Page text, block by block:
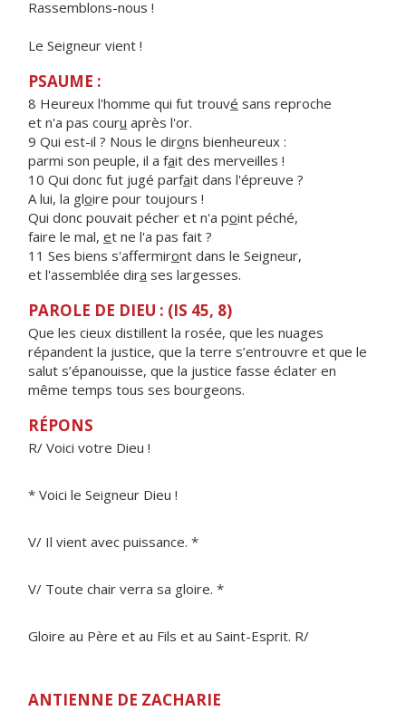
Rassemblons-nous !
Le Seigneur vient !
PSAUME :
8 Heureux l'homme qui fut trouvé sans reproche
et n'a pas couru après l'or.
9 Qui est-il ? Nous le dirons bienheureux :
parmi son peuple, il a fait des merveilles !
10 Qui donc fut jugé parfait dans l'épreuve ?
A lui, la gloire pour toujours !
Qui donc pouvait pécher et n'a point péché,
faire le mal, et ne l'a pas fait ?
11 Ses biens s'affermiront dans le Seigneur,
et l'assemblée dira ses largesses.
PAROLE DE DIEU : (IS 45, 8)
Que les cieux distillent la rosée, que les nuages
répandent la justice, que la terre s’entrouvre et que le
salut s’épanouisse, que la justice fasse éclater en
même temps tous ses bourgeons.
RÉPONS
R/ Voici votre Dieu !
* Voici le Seigneur Dieu !
V/ Il vient avec puissance. *
V/ Toute chair verra sa gloire. *
Gloire au Père et au Fils et au Saint-Esprit. R/
ANTIENNE DE ZACHARIE